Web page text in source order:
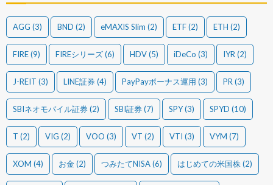
AGG (3) BND (2) eMAXIS Slim (2) ETF(2) ETH (2)
FIRE(9) FIREシリーズ(6) HDV(5) iDeCo (3) IYR (2)
J-REIT (3) LINE証券(4) PayPayボーナス運用 (3) PR (3)
SBIネオモバイル証券(2) SBI証券(7) SPY(3) SPYD (10)
T (2) VIG (2) VOO (3) VT (2) VTI (3) VYM (7)
XOM (4) お金(2) つみたてNISA(6) はじめての米国株(2)